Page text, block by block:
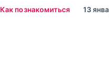
Как познакомиться 13